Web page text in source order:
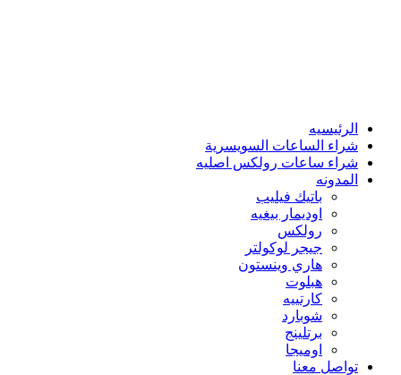
الرئيسيه
شراء الساعات السويسرية
شراء ساعات رولكس اصليه
المدونه
باتيك فيليب
اوديمار بيغيه
رولكس
جيجر لوكولتر
هاري وينستون
هبلوت
كارتييه
شوبارد
برتلينج
اوميجا
تواصل معنا